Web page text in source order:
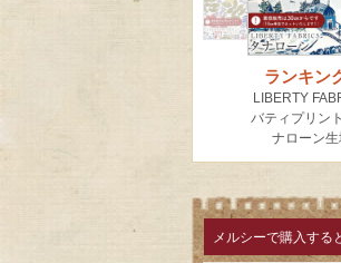
メルシーで購入する